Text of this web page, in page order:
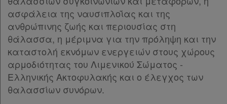
Παρ.9
Παρ.10
Παρ.11
Παρ.12
Παρ.13
Παρ.14
Άρθρο 8
ασφάλεια της ναυσιπλοΐας και της
ανθρώπινης ζωής και περιουσίας στη
θάλασσα, η μέριμνα για την πρόληψη και την
καταστολή εκνόμων ενεργειών στους χώρους
αρμοδιότητας του Λιμενικού Σώματος -
Ελληνικής Ακτοφυλακής και ο έλεγχος των
θαλασσίων συνόρων.